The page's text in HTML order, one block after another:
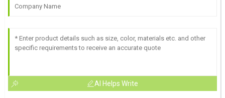
AI Helps Write